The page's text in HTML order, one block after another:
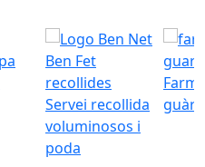
Servei recollida
voluminosos i
poda